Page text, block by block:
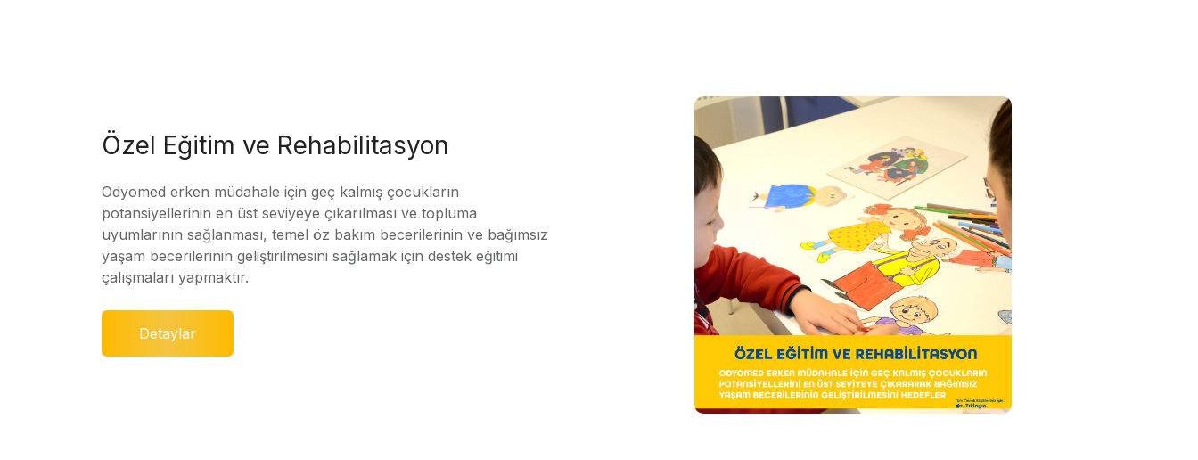
Özel Eğitim ve Rehabilitasyon
Odyomed erken müdahale için geç kalmış çocukların
potansiyellerinin en üst seviyeye çıkarılması ve topluma
uyumlarının sağlanması, temel öz bakım becerilerinin ve bağımsız
yaşam becerilerinin geliştirilmesini sağlamak için destek eğitimi
çalışmaları yapmaktır.
Detaylar